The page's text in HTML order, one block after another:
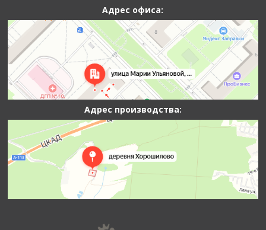
Адрес офиса:
Адрес производства: